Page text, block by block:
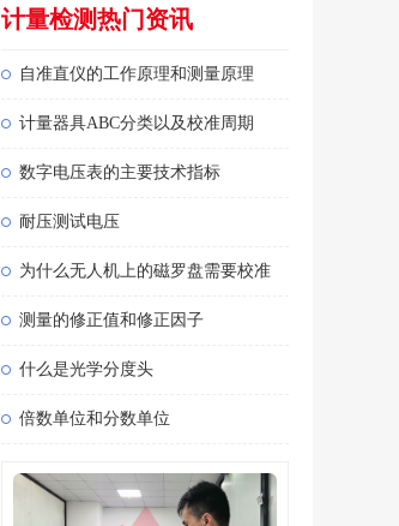
计量检测热门资讯
自准直仪的工作原理和测量原理
计量器具ABC分类以及校准周期
数字电压表的主要技术指标
耐压测试电压
为什么无人机上的磁罗盘需要校准
测量的修正值和修正因子
什么是光学分度头
倍数单位和分数单位